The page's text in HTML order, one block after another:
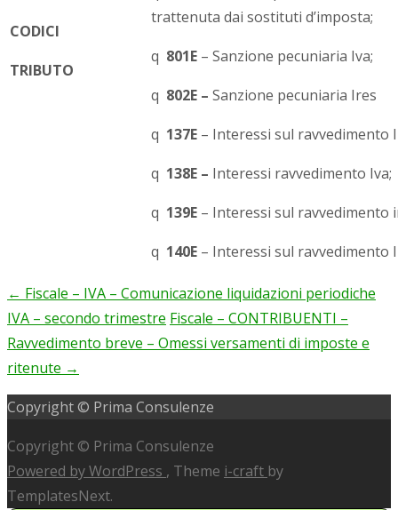
CODICI
TRIBUTO
trattenuta dai sostituti d’imposta;
q 801E – Sanzione pecuniaria Iva;
q 802E – Sanzione pecuniaria Ires
q 137E – Interessi sul ravvedimento
q 138E – Interessi ravvedimento Iva;
q 139E – Interessi sul ravvedimento
q 140E – Interessi sul ravvedimento
Post
navigation
← Fiscale – IVA – Comunicazione liquidazioni periodiche
IVA – secondo trimestre Fiscale – CONTRIBUENTI –
Ravvedimento breve – Omessi versamenti di imposte e
ritenute →
Copyright © Prima Consulenze
Copyright © Prima Consulenze
Powered by WordPress , Theme i-craft by
TemplatesNext.